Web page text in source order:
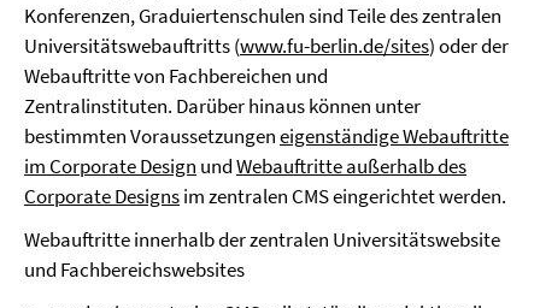
Konferenzen, Graduiertenschulen sind Teile des zentralen
Universitätswebauftritts (www.fu-berlin.de/sites) oder der
Webauftritte von Fachbereichen und
Zentralinstituten. Darüber hinaus können unter
bestimmten Voraussetzungeneigenständige Webauftritte
im Corporate Design undWebauftritte außerhalb des
Corporate Designsim zentralen CMS eingerichtet werden.
Webauftritte innerhalb der zentralen Universitätswebsite
und Fachbereichswebsites